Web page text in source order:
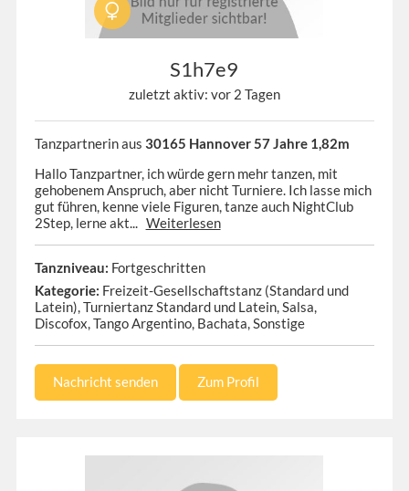
S1h7e9
zuletzt aktiv: vor 2 Tagen
Tanzpartnerin aus 30165 Hannover 57 Jahre 1,82m
Hallo Tanzpartner, ich würde gern mehr tanzen, mit
gehobenem Anspruch, aber nicht Turniere. Ich lasse mich
gut führen, kenne viele Figuren, tanze auch NightClub
2Step, lerne akt... Weiterlesen
Tanzniveau: Fortgeschritten
Kategorie: Freizeit-Gesellschaftstanz (Standard und
Latein), Turniertanz Standard und Latein, Salsa,
Discofox, Tango Argentino, Bachata, Sonstige
Nachricht senden Zum Profil